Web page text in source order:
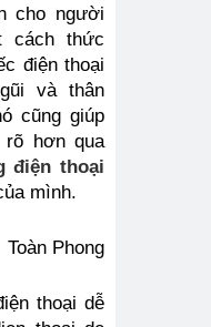
cho người
cách thức
điện thoại
và thân
cũng giúp
rõ hơn qua
điện thoại
mình.
Toàn Phong
thoại dễ